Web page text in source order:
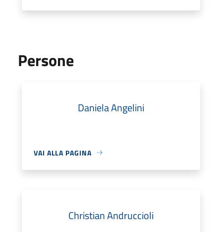
Persone
Daniela Angelini
VAI ALLA PAGINA
Christian Andruccioli